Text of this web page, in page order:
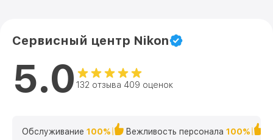
Сервисный центр Nikon
5.0 132 отзыва 409 оценок
Обслуживание 100% Вежливость персонала 100%